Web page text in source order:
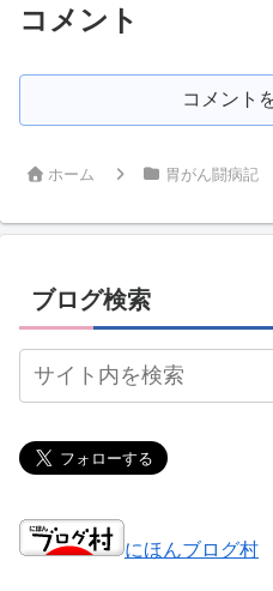
コメント
コメント
ホーム 胃がん闘病記
ブログ検索
にほんブログ村